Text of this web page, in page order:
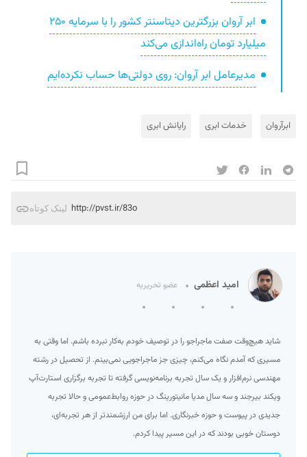
ابر آروان بزرگترین دیتاسنتر کشور را با سرمایه ۲۵۰
میلیارد تومان راه‌اندازی می‌کند
مدیرعامل ابر آروان: روی دولتی‌ها حساب نکرده‌ایم
ابرآروان خدمات ابری رایانش ابری
لینک کوتاه http://pvst.ir/83o
امید اعظمی عضو تحریریه
شاید هیچ‌وقت صفت ماجراجو را در توصیف خودم به‌کار نبرده‌ باشم. اما وقتی به
مسیری که آمدم نگاه می‌کنم، چیزی جز ماجراجویی نمی‌بینم. از تحصیل در رشته
مهندسی نرم‌افزار و یک سال تجربه برنامه‌نویسی گرفته تا تجربه برگزاری استارت‌آپ
ویکند بیرجند و سه سال مدیا مانیتورینگ در حوزه روابط‌عمومی و حالا تجربه
جدیدی در پیوست و حوزه خبرنگاری. اما برای من ارزشمند‌تر از هر تجربه‌ای،
دوستان خوبی بودند که در این مسیر پیدا کردم.